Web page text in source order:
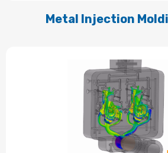
Metal Injection